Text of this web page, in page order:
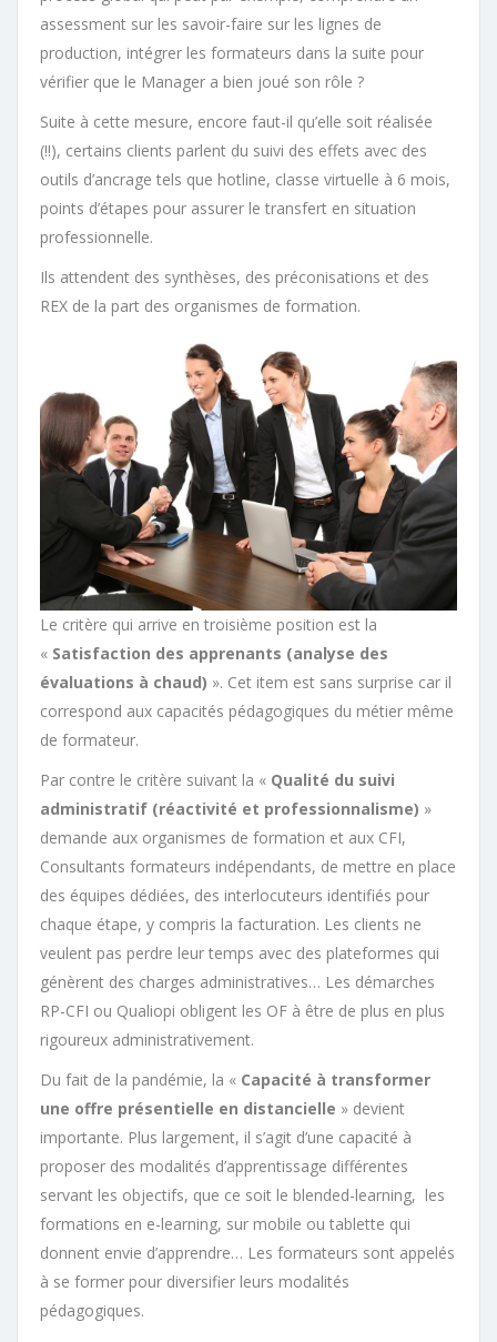
assessment sur les savoir-faire sur les lignes de
production, intégrer les formateurs dans la suite pour
vérifier que le Manager a bien joué son rôle ?
Suite à cette mesure, encore faut-il qu’elle soit réalisée
(!!), certains clients parlent du suivi des effets avec des
outils d’ancrage tels que hotline, classe virtuelle à 6 mois,
points d’étapes pour assurer le transfert en situation
professionnelle.
Ils attendent des synthèses, des préconisations et des
REX de la part des organismes de formation.
Le critère qui arrive en troisième position est la
« Satisfaction des apprenants (analyse des
évaluations à chaud) ». Cet item est sans surprise car il
correspond aux capacités pédagogiques du métier même
de formateur.
Par contre le critère suivant la « Qualité du suivi
administratif (réactivité et professionnalisme) »
demande aux organismes de formation et aux CFI,
Consultants formateurs indépendants, de mettre en place
des équipes dédiées, des interlocuteurs identifiés pour
chaque étape, y compris la facturation. Les clients ne
veulent pas perdre leur temps avec des plateformes qui
génèrent des charges administratives… Les démarches
RP-CFI ou Qualiopi obligent les OF à être de plus en plus
rigoureux administrativement.
Du fait de la pandémie, la « Capacité à transformer
une offre présentielle en distancielle » devient
importante. Plus largement, il s’agit d’une capacité à
proposer des modalités d’apprentissage différentes
servant les objectifs, que ce soit le blended-learning, les
formations en e-learning, sur mobile ou tablette qui
donnent envie d’apprendre… Les formateurs sont appelés
à se former pour diversifier leurs modalités
pédagogiques.